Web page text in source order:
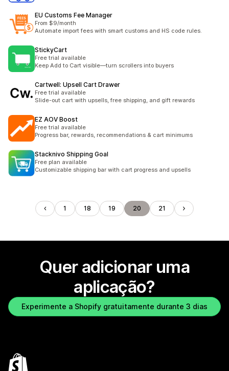
EU Customs Fee Manager
From $9/month
Automate import fees with smart customs and HS code rules.
StickyCart
Free trial available
Keep Add to Cart visible—turn scrollers into buyers
Cartwell: Upsell Cart Drawer
Free trial available
Slide-out cart with upsells, free shipping, and gift rewards
EZ AOV Boost
Free trial available
Progress bar, rewards, recommendations & cart minimums
Stacknivo Shipping Goal
Free plan available
Customizable shipping bar with cart progress and upsells
1 18 19 20 21
Quer adicionar uma
aplicação?
Experimente a Shopify gratuitamente durante 3 dias